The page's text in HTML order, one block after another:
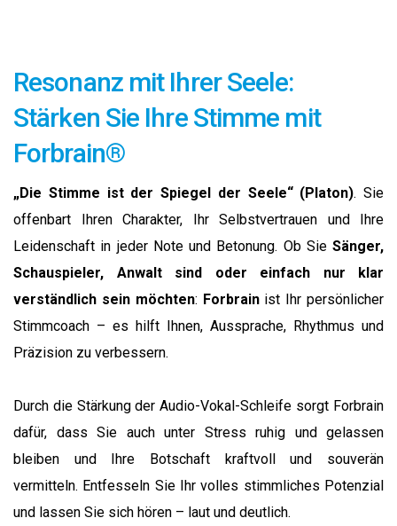
Resonanz mit Ihrer Seele:
Stärken Sie Ihre Stimme mit
Forbrain®
„Die Stimme ist der Spiegel der Seele“ (Platon). Sie
offenbart Ihren Charakter, Ihr Selbstvertrauen und Ihre
Leidenschaft in jeder Note und Betonung. Ob Sie Sänger,
Schauspieler, Anwalt sind oder einfach nur klar
verständlich sein möchten: Forbrainist Ihr persönlicher
Stimmcoach – es hilft Ihnen, Aussprache, Rhythmus und
Präzision zu verbessern.
Durch die Stärkung der Audio-Vokal-Schleife sorgt Forbrain
dafür, dass Sie auch unter Stress ruhig und gelassen
bleiben und Ihre Botschaft kraftvoll und souverän
vermitteln. Entfesseln Sie Ihr volles stimmliches Potenzial
und lassen Sie sich hören – laut und deutlich.